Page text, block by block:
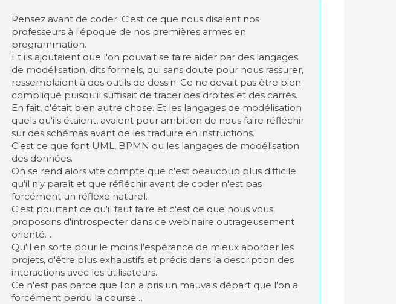
Pensez avant de coder. C'est ce que nous disaient nos
professeurs à l'époque de nos premières armes en
programmation.
Et ils ajoutaient que l'on pouvait se faire aider par des langages
de modélisation, dits formels, qui sans doute pour nous rassurer,
ressemblaient à des outils de dessin. Ce ne devait pas être bien
compliqué puisqu'il suffisait de tracer des droites et des carrés.
En fait, c'était bien autre chose. Et les langages de modélisation
quels qu'ils étaient, avaient pour ambition de nous faire réfléchir
sur des schémas avant de les traduire en instructions.
C'est ce que font UML, BPMN ou les langages de modélisation
des données.
On se rend alors vite compte que c'est beaucoup plus difficile
qu'il n'y paraît et que réfléchir avant de coder n'est pas
forcément un réflexe naturel.
C'est pourtant ce qu'il faut faire et c'est ce que nous vous
proposons d'introspecter dans ce webinaire outrageusement
orienté…
Qu'il en sorte pour le moins l'espérance de mieux aborder les
projets, d'être plus exhaustifs et précis dans la description des
interactions avec les utilisateurs.
Ce n'est pas parce que l'on a pris un mauvais départ que l'on a
forcément perdu la course…